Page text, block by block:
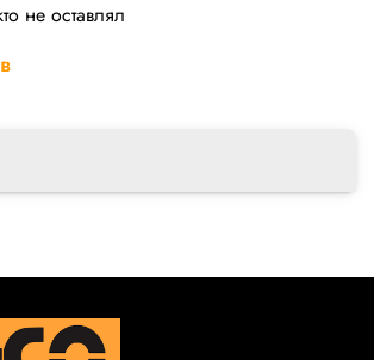
не оставлял